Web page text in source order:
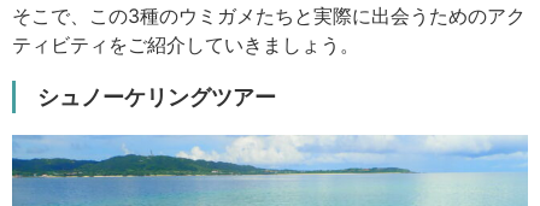
そこで、この3種のウミガメたちと実際に出会うためのアク
ティビティをご紹介していきましょう。
シュノーケリングツアー